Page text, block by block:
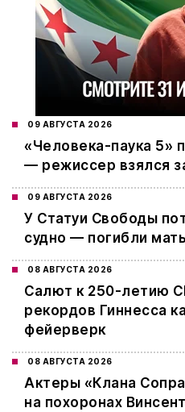
09 АВГУСТА 2026
«Человека-паука 5»
— режиссер взялся
09 АВГУСТА 2026
У Статуи Свободы
судно — погибли
08 АВГУСТА 2026
Салют к 250-летию
рекордов Гиннесса
фейерверк
08 АВГУСТА 2026
Актеры «Клана
на похоронах